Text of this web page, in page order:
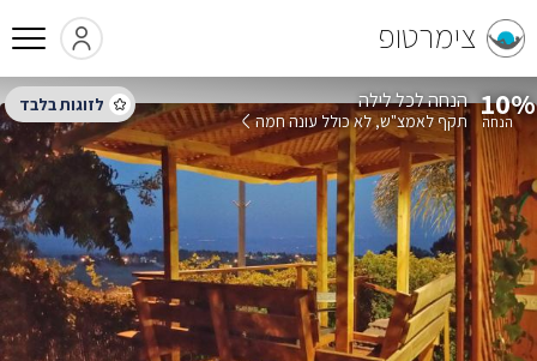
צימרטופ
10% הנחה לכל לילה
תקף לאמצ"ש לא כולל עונה חמה